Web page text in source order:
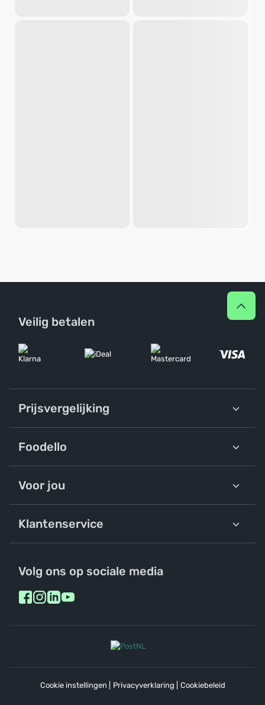
Veilig betalen
Prijsvergelijking
Foodello
Voor jou
Klantenservice
Volg ons op sociale media
Cookie instellingen Privacyverklaring Cookiebeleid